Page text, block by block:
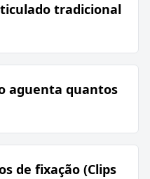
tradicional
aguenta quantos
de fixação (Clips